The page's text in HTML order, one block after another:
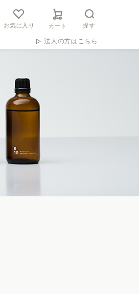
お気に入り カート 探す
法人の方はこちら